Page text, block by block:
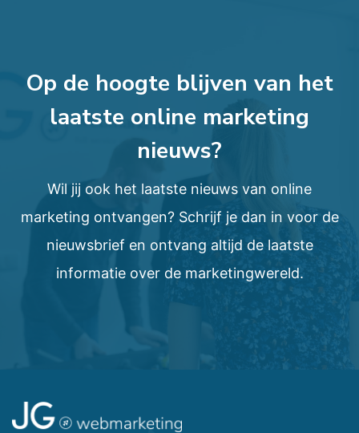
Op de hoogte blijven van het
laatste online marketing
nieuws?
Wil jij ook het laatste nieuws van online
marketing ontvangen? Schrijf je dan in voor de
nieuwsbrief en ontvang altijd de laatste
informatie over de marketingwereld.